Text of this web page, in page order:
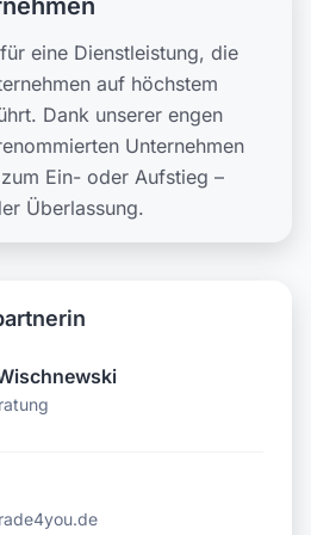
eine Dienstleistung, die
auf höchstem
Dank unserer engen
Unternehmen
Ein- oder Aufstieg –
Überlassung.